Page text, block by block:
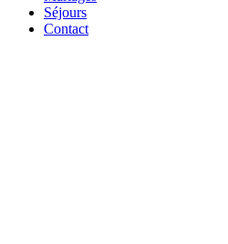
Séjours
Contact